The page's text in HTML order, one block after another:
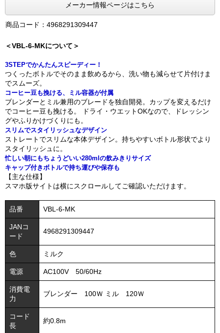
メーカー情報ページはこちら
商品コード：4968291309447
＜VBL-6-MKについて＞
3STEPでかんたんスピーディー！
つくったボトルでそのまま飲めるから、洗い物も減らせて片付けま
でスムーズ。
コーヒー豆も挽ける、ミル容器が付属
ブレンダーとミル兼用のブレードを独自開発。カップを変えるだけ
でコーヒー豆も挽ける。 ドライ・ウエットOKなので、ドレッシン
グやふりかけづくりにも。
スリムでスタイリッシュなデザイン
ストレートでスリムな本体デザイン。持ちやすいボトル形状でより
スタイリッシュに。
忙しい朝にもちょうどいい280mlの飲みきりサイズ
キャップ付きボトルで持ち運びや保存も
【主な仕様】
スマホ版サイトは横にスクロールしてご確認いただけます。
品番 VBL-6-MK
JANコ
ード
4968291309447
色 ミルク
電源 AC100V 50/60Hz
消費電
力
ブレンダー 100Ｗ ミル 120Ｗ
コード
長
約0.8m